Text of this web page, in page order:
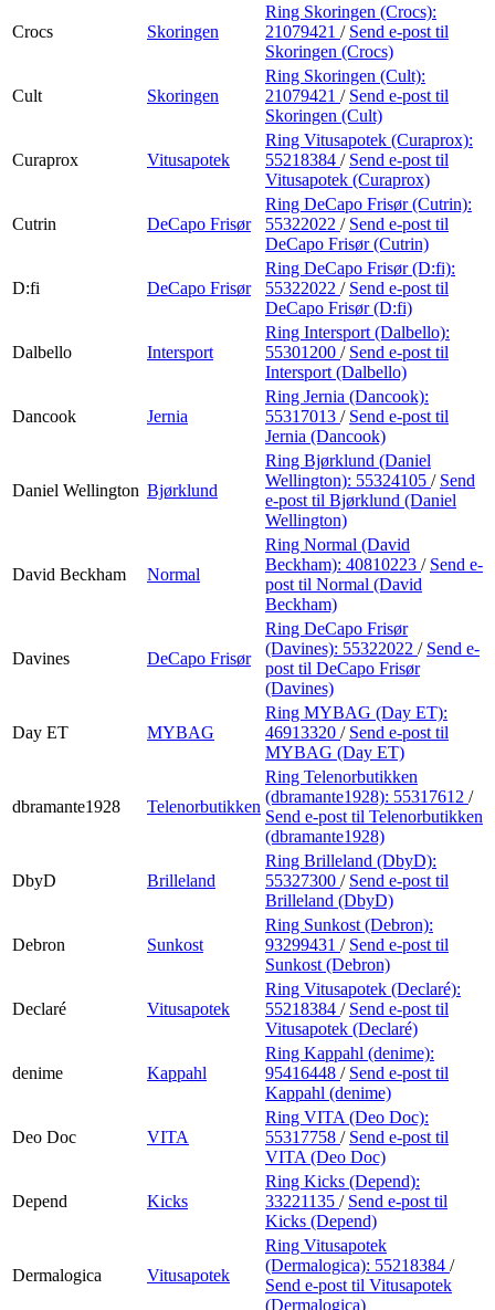
Crocs Skoringen
Ring Skoringen (Crocs):
21079421 / Send e-post til
Skoringen (Crocs)
Cult Skoringen
Ring Skoringen (Cult):
21079421 / Send e-post til
Skoringen (Cult)
Curaprox Vitusapotek
Ring Vitusapotek (Curaprox):
55218384 / Send e-post til
Vitusapotek (Curaprox)
Cutrin DeCapo Frisør
Ring DeCapo Frisør (Cutrin):
55322022 / Send e-post til
DeCapo Frisør (Cutrin)
D:fi DeCapo Frisør
Ring DeCapo Frisør (D:fi):
55322022 / Send e-post til
DeCapo Frisør (D:fi)
Dalbello Intersport
Ring Intersport (Dalbello):
55301200 / Send e-post til
Intersport (Dalbello)
Dancook Jernia
Ring Jernia (Dancook):
55317013 / Send e-post til
Jernia (Dancook)
Daniel Wellington Bjørklund
Ring Bjørklund (Daniel
Wellington): 55324105 / Send
e-post til Bjørklund (Daniel
Wellington)
David Beckham Normal
Ring Normal (David
Beckham): 40810223 / Send e-
post til Normal (David
Beckham)
Davines DeCapo Frisør
Ring DeCapo Frisør
(Davines): 55322022 / Send e-
post til DeCapo Frisør
(Davines)
Day ET MYBAG
Ring MYBAG (Day ET):
46913320 / Send e-post til
MYBAG (Day ET)
dbramante1928 Telenorbutikken
Ring Telenorbutikken
(dbramante1928): 55317612 /
Send e-post til Telenorbutikken
(dbramante1928)
DbyD Brilleland
Ring Brilleland (DbyD):
55327300 / Send e-post til
Brilleland (DbyD)
Debron Sunkost
Ring Sunkost (Debron):
93299431 / Send e-post til
Sunkost (Debron)
Declaré Vitusapotek
Ring Vitusapotek (Declaré):
55218384 / Send e-post til
Vitusapotek (Declaré)
denime Kappahl
Ring Kappahl (denime):
95416448 / Send e-post til
Kappahl (denime)
Deo Doc VITA
Ring VITA (Deo Doc):
55317758 / Send e-post til
VITA (Deo Doc)
Depend Kicks
Ring Kicks (Depend):
33221135 / Send e-post til
Kicks (Depend)
Dermalogica Vitusapotek
Ring Vitusapotek
(Dermalogica): 55218384 /
Send e-post til Vitusapotek
(Dermalogica)